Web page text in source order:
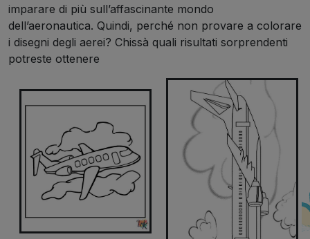
imparare di più sull’affascinante mondo
dell’aeronautica. Quindi, perché non provare a colorare
i disegni degli aerei? Chissà quali risultati sorprendenti
potreste ottenere